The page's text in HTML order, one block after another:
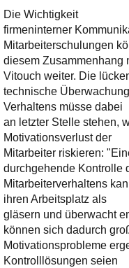
Die Wichtigkeit
firmeninterner
Mitarbeiterschulungen
diesem Zusammenhang
Vitouch weiter. Die
technische
Verhaltens müsse dabei
an letzter Stelle stehen,
Motivationsverlust der
Mitarbeiter riskieren:
durchgehende Kontrolle
Mitarbeiterverhaltens
ihren Arbeitsplatz als
gläsern und überwacht
können sich dadurch
Motivationsprobleme
Kontrolllösungen seien